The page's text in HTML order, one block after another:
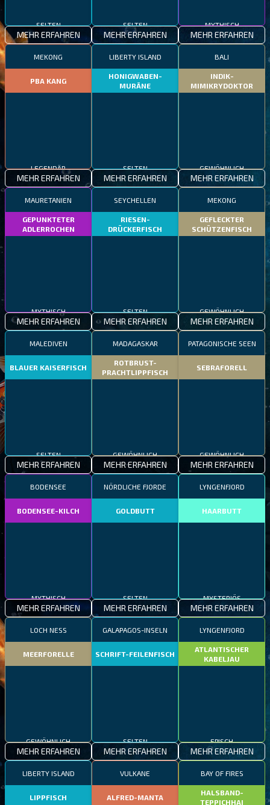
SELTEN
MEHR ERFAHREN
SELTEN
MEHR ERFAHREN
MYTHISCH
MEHR ERFAHREN
MEKONG
PBA KANG
LEGENDÄR
MEHR ERFAHREN
LIBERTY ISLAND
HONIGWABEN-
MURÄNE
SELTEN
MEHR ERFAHREN
BALI
INDIK-
MIMIKRYDOKTOR
GEWÖHNLICH
MEHR ERFAHREN
MAURETANIEN
GEPUNKTETER
ADLERROCHEN
MYTHISCH
MEHR ERFAHREN
SEYCHELLEN
RIESEN-
DRÜCKERFISCH
SELTEN
MEHR ERFAHREN
MEKONG
GEFLECKTER
SCHÜTZENFISCH
GEWÖHNLICH
MEHR ERFAHREN
MALEDIVEN
BLAUER KAISERFISCH
SELTEN
MEHR ERFAHREN
MADAGASKAR
ROTBRUST-
PRACHTLIPPFISCH
GEWÖHNLICH
MEHR ERFAHREN
PATAGONISCHE SEEN
SEBRAFORELL
GEWÖHNLICH
MEHR ERFAHREN
BODENSEE
BODENSEE-KILCH
MYTHISCH
MEHR ERFAHREN
NÖRDLICHE FJORDE
GOLDBUTT
SELTEN
MEHR ERFAHREN
LYNGENFJORD
HAARBUTT
MYSTERIÖS
MEHR ERFAHREN
LOCH NESS
MEERFORELLE
GEWÖHNLICH
MEHR ERFAHREN
GALAPAGOS-INSELN
SCHRIFT-FEILENFISCH
SELTEN
MEHR ERFAHREN
LYNGENFJORD
ATLANTISCHER
KABELJAU
EPISCH
MEHR ERFAHREN
LIBERTY ISLAND
LIPPFISCH
VULKANE
ALFRED-MANTA
BAY OF FIRES
HALSBAND-
TEPPICHHAI